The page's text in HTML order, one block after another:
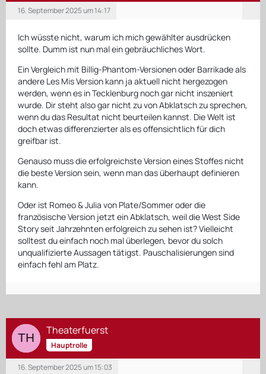
16. September 2025 um 14:17
Ich wüsste nicht, warum ich mich gewählter ausdrücken
sollte. Dumm ist nun mal ein gebräuchliches Wort.
Ein Vergleich mit Billig-Phantom-Versionen oder Barrikade als
andere Les Mis Version kann ja aktuell nicht hergezogen
werden, wenn es in Tecklenburg noch gar nicht inszeniert
wurde. Dir steht also gar nicht zu von Abklatsch zu sprechen,
wenn du das Resultat nicht beurteilen kannst. Die Welt ist
doch etwas differenzierter als es offensichtlich für dich
greifbar ist.
Genauso muss die erfolgreichste Version eines Stoffes nicht
die beste Version sein, wenn man das überhaupt definieren
kann.
Oder ist Romeo & Julia von Plate/Sommer oder die
französische Version jetzt ein Abklatsch, weil die West Side
Story seit Jahrzehnten erfolgreich zu sehen ist? Vielleicht
solltest du einfach noch mal überlegen, bevor du solch
unqualifizierte Aussagen tätigst. Pauschalisierungen sind
einfach fehl am Platz.
Theaterfuerst
Hauptrolle
16. September 2025 um 15:03